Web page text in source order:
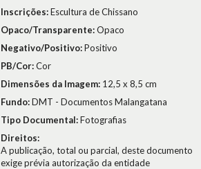
Inscrições:Escultura de Chissano
Opaco/Transparente:Opaco
Negativo/Positivo:Positivo
PB/Cor:Cor
Dimensões da Imagem: 12,5 x 8,5 cm
Fundo:DMT - Documentos Malangatana
Tipo Documental:Fotografias
Direitos:
A publicação, total ou parcial, deste documento
exige prévia autorização da entidade